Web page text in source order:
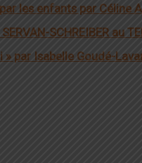
les enfants par Céline
SCHREIBER au
par Isabelle Goudé-